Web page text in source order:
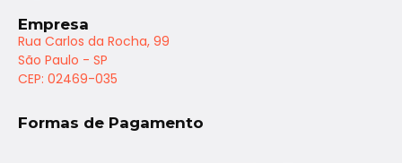
Empresa
Rua Carlos da Rocha, 99
São Paulo - SP
CEP: 02469-035
Formas de Pagamento